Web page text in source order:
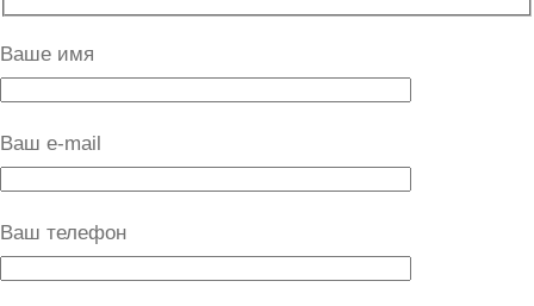
Ваше имя
Ваш e-mail
Ваш телефон